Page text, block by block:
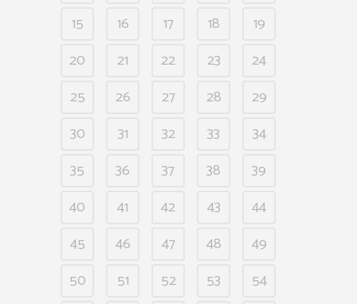
15
16 17 18
19
20
21 22 23
24
25
26 27 28
29
30
31 32 33
34
35
36 37 38
39
40
41 42 43
44
45
46 47 48
49
50
51 52 53
54